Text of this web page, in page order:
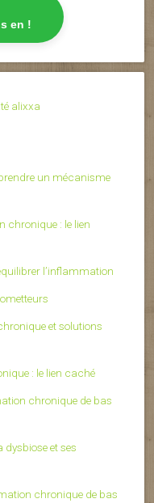
en !
un mécanisme
chronique : le lien
l’inflammation
et solutions
: le lien caché
chronique de bas
et ses
chronique de bas